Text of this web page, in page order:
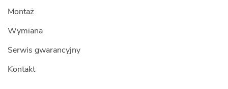
Montaż
Wymiana
Serwis gwarancyjny
Kontakt